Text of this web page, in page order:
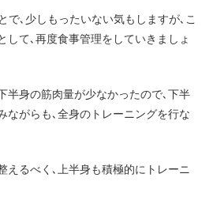
で､少しもったいない気もしますが､こ
して､再度食事管理をしていきましょ
半身の筋肉量が少なかったので､下半
ながらも､全身のトレーニングを行な
えるべく､上半身も積極的にトレーニ